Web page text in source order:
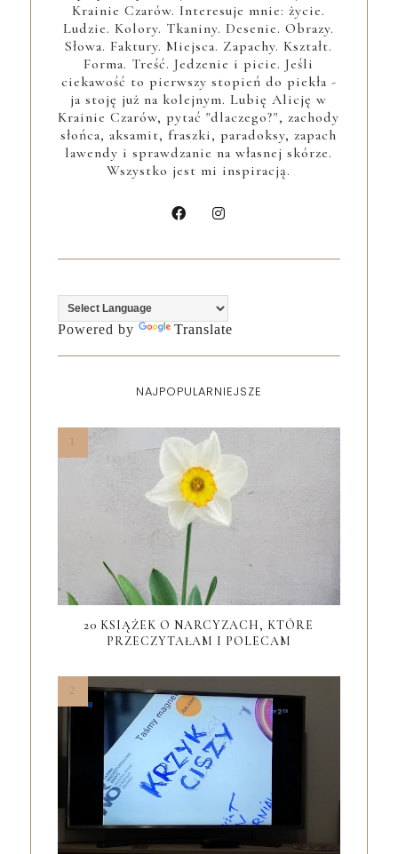
Krainie Czarów. Interesuje mnie: życie.
Ludzie. Kolory. Tkaniny. Desenie. Obrazy.
Słowa. Faktury. Miejsca. Zapachy. Kształt.
Forma. Treść. Jedzenie i picie. Jeśli
ciekawość to pierwszy stopień do piekła -
ja stoję już na kolejnym. Lubię Alicję w
Krainie Czarów, pytać "dlaczego?", zachody
słońca, aksamit, fraszki, paradoksy, zapach
lawendy i sprawdzanie na własnej skórze.
Wszystko jest mi inspiracją.
Powered by Translate
NAJPOPULARNIEJSZE
20 KSIĄŻEK O NARCYZACH, KTÓRE
PRZECZYTAŁAM I POLECAM